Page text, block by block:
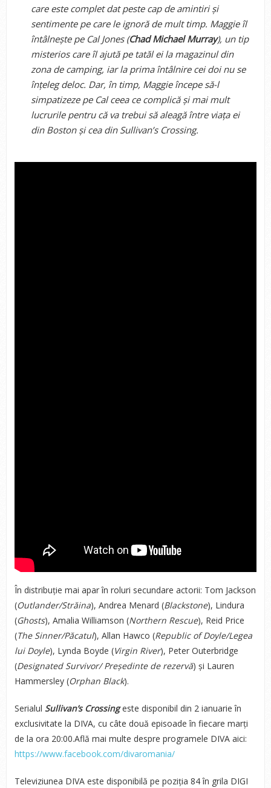
care este complet dat peste cap de amintiri și
sentimente pe care le ignoră de mult timp. Maggie îl
întâlnește pe Cal Jones (Chad Michael Murray), un tip
misterios care îl ajută pe tatăl ei la magazinul din
zona de camping, iar la prima întâlnire cei doi nu se
înțeleg deloc. Dar, în timp, Maggie începe să-l
simpatizeze pe Cal ceea ce complică și mai mult
lucrurile pentru că va trebui să aleagă între viața ei
din Boston și cea din Sullivan’s Crossing.
În distribuție mai apar în roluri secundare actorii: Tom Jackson
(Outlander/Străina), Andrea Menard (Blackstone), Lindura
(Ghosts), Amalia Williamson (Northern Rescue), Reid Price
(The Sinner/Păcatul), Allan Hawco (Republic of Doyle/Legea
lui Doyle), Lynda Boyde (Virgin River), Peter Outerbridge
(Designated Survivor/ Președinte de rezervă) și Lauren
Hammersley (Orphan Black).
Serialul Sullivan’s Crossingeste disponibil din 2 ianuarie în
exclusivitate la DIVA, cu câte două episoade în fiecare marți
de la ora 20:00.Află mai multe despre programele DIVA aici:
https://www.facebook.com/divaromania/
Televiziunea DIVA este disponibilă pe poziția 84 în grila DIGI